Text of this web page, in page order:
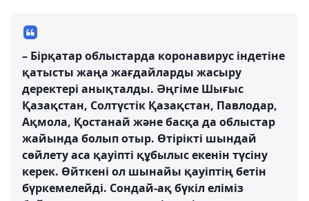
– Бірқатар облыстарда коронавирус індетіне
қатысты жаңа жағдайларды жасыру
деректері анықталды. Әңгіме Шығыс
Қазақстан, Солтүстік Қазақстан, Павлодар,
Ақмола, Қостанай және басқа да облыстар
жайында болып отыр. Өтірікті шындай
сөйлету аса қауіпті құбылыс екенін түсіну
керек. Өйткені ол шынайы қауіптің бетін
бүркемелейді. Сондай-ақ бүкіл еліміз